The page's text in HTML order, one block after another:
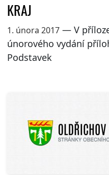
KRAJ
1. února 2017— V
únorového vydání
Podstavek